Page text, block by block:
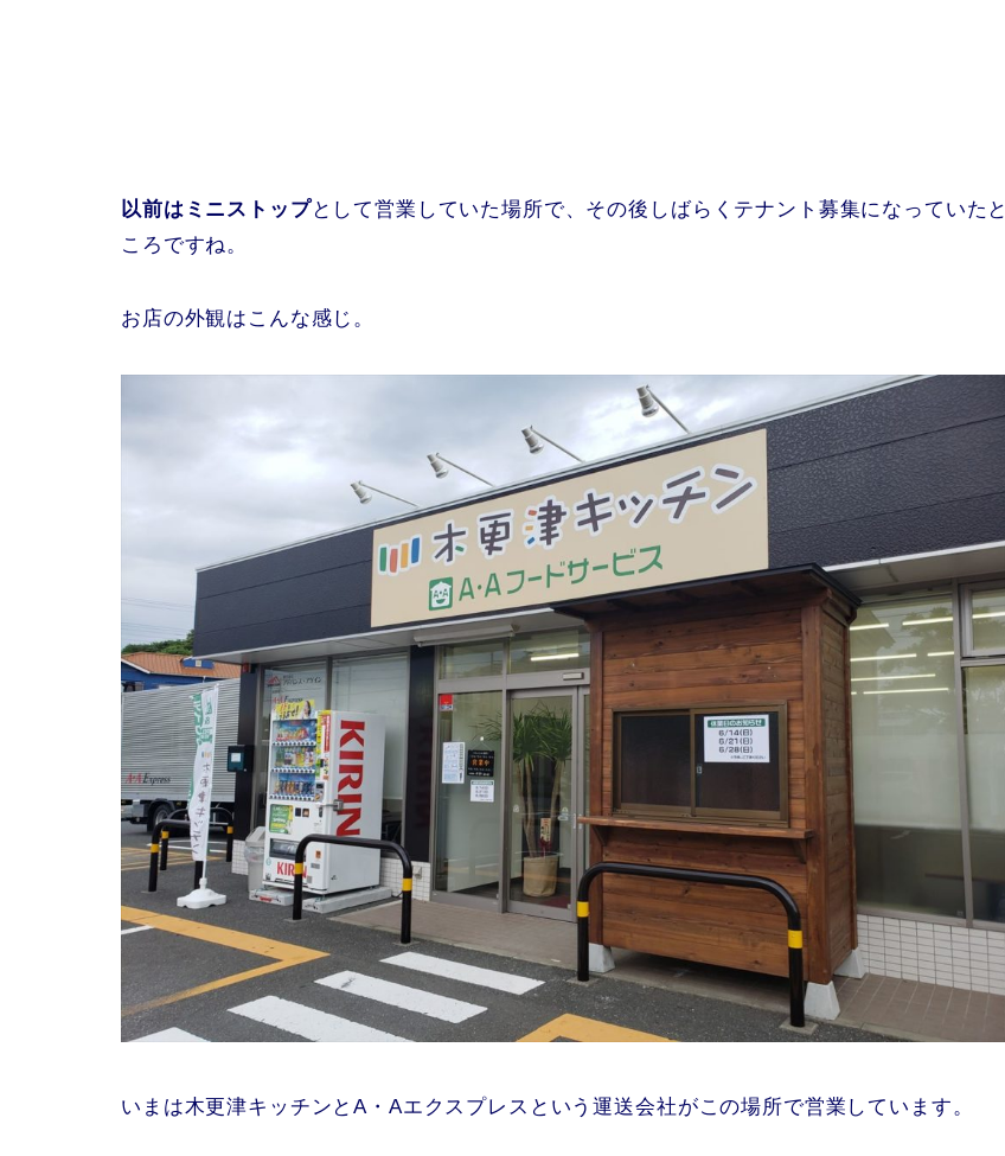
以前はミニストップとして営業していた場所で、その後しばらくテナント募集になっていたと
ころですね。
お店の外観はこんな感じ。
いまは木更津キッチンとA・Aエクスプレスという運送会社がこの場所で営業しています。